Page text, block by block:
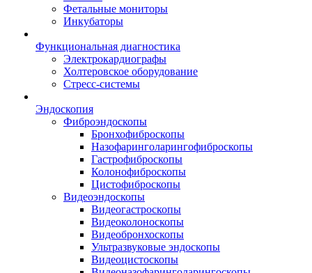
Фетальные мониторы
Инкубаторы
Функциональная диагностика
Электрокардиографы
Холтеровское оборудование
Стресс-системы
Эндоскопия
Фиброэндоскопы
Бронхофиброскопы
Назофаринголарингофиброскопы
Гастрофиброскопы
Колонофиброскопы
Цистофиброскопы
Видеоэндоскопы
Видеогастроскопы
Видеоколоноскопы
Видеобронхоскопы
Ультразвуковые эндоскопы
Видеоцистоскопы